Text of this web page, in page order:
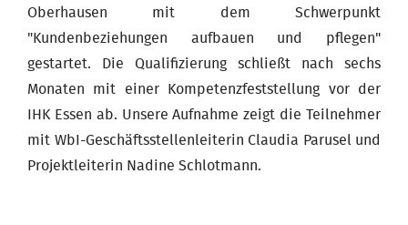
Oberhausen mit dem Schwerpunkt
"Kundenbeziehungen aufbauen und pflegen"
gestartet. Die Qualifizierung schließt nach sechs
Monaten mit einer Kompetenzfeststellung vor der
IHK Essen ab. Unsere Aufnahme zeigt die Teilnehmer
mit WbI-Geschäftsstellenleiterin Claudia Parusel und
Projektleiterin Nadine Schlotmann.